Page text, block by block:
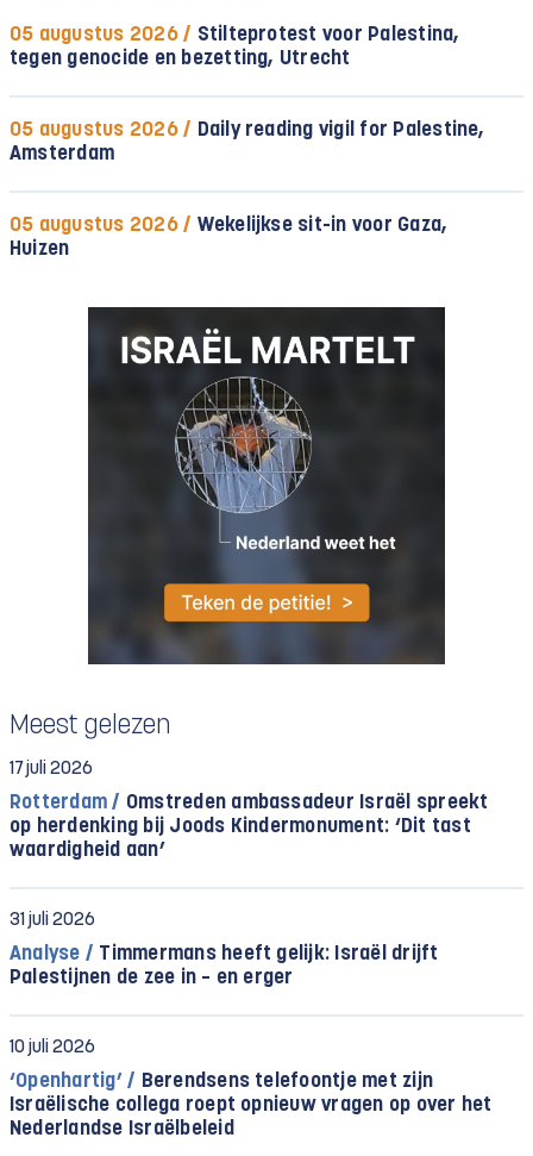
05 augustus 2026 / Stilteprotest voor Palestina,
tegen genocide en bezetting, Utrecht
05 augustus 2026 / Daily reading vigil for Palestine,
Amsterdam
05 augustus 2026 / Wekelijkse sit-in voor Gaza,
Huizen
Meest gelezen
17 juli 2026
Rotterdam / Omstreden ambassadeur Israël spreekt
op herdenking bij Joods Kindermonument: ‘Dit tast
waardigheid aan’
31 juli 2026
Analyse / Timmermans heeft gelijk: Israël drijft
Palestijnen de zee in – en erger
10 juli 2026
‘Openhartig’ / Berendsens telefoontje met zijn
Israëlische collega roept opnieuw vragen op over het
Nederlandse Israëlbeleid